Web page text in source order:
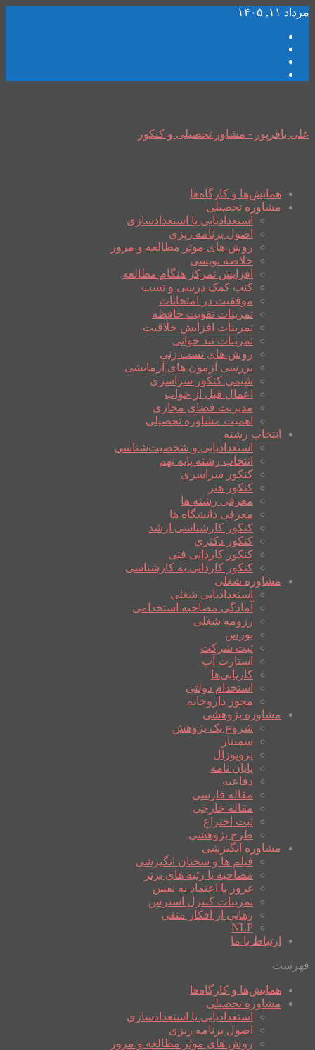
مرداد ۱۱, ۱۴۰۵
علی باقرپور - مشاور تحصیلی و کنکور
همایش‌ها و کارگاه‌ها
مشاوره تحصیلی
استعدادیابی یا استعدادسازی
اصول برنامه ریزی
روش های موثر مطالعه و مرور
خلاصه نویسی
افزایش تمرکز هنگام مطالعه
کتب کمک درسی و تست
موفقیت در امتحانات
تمرینات تقویت حافظه
تمرینات افزایش خلاقیت
تمرینات تند خوانی
روش های تست زنی
بررسی آزمون های آزمایشی
شیمی کنکور سراسری
اعمال قبل از خواب
مدیریت فضای مجازی
اهمیت مشاوره تحصیلی
انتخاب رشته
استعدادیابی و شخصیت‌شناسی
انتخاب رشته پایه نهم
کنکور سراسری
کنکور هنر
معرفی رشته ها
معرفی دانشگاه ها
کنکور کارشناسی ارشد
کنکور دکتری
کنکور کاردانی فنی
کنکور کاردانی به کارشناسی
مشاوره شغلی
استعدادیابی شغلی
آمادگی مصاحبه استخدامی
رزومه شغلی
بورس
ثبت شرکت
استارت آپ
کاریابی‌ها
استخدام دولتی
مجوز داروخانه
مشاوره پژوهشی
شروع یک پژوهش
سمینار
پروپوزال
پایان نامه
دفاعیه
مقاله فارسی
مقاله خارجی
ثبت اختراع
طرح پژوهشی
مشاوره انگیزشی
فیلم ها و سخنان انگیزشی
مصاحبه با رتبه های برتر
غرور یا اعتماد به نفس
تمرینات کنترل استرس
رهایی از افکار منفی
NLP
ارتباط با ما
فهرست
همایش‌ها و کارگاه‌ها
مشاوره تحصیلی
استعدادیابی یا استعدادسازی
اصول برنامه ریزی
روش های موثر مطالعه و مرور